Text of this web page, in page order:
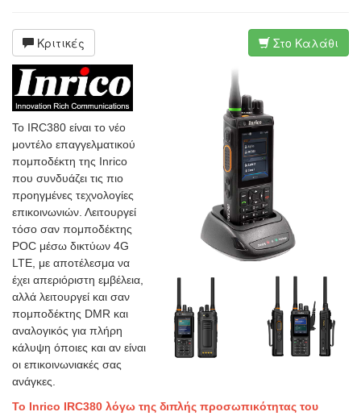
Κριτικές Στο Καλάθι
To IRC380 είναι το νέο
μοντέλο επαγγελματικού
πομποδέκτη της Inrico
που συνδυάζει τις πιο
προηγμένες τεχνολογίες
επικοινωνιών. Λειτουργεί
τόσο σαν πομποδέκτης
POC μέσω δικτύων 4G
LTE, με αποτέλεσμα να
έχει απεριόριστη εμβέλεια,
αλλά λειτουργεί και σαν
πομποδέκτης DMR και
αναλογικός για πλήρη
κάλυψη όποιες και αν είναι
οι επικοινωνιακές σας
ανάγκες.
Το Inrico IRC380 λόγω της διπλής προσωπικότητας του